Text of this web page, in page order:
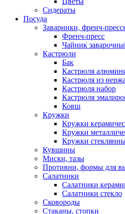
Сидераты
Посуда
Заварники, френч-
Френч-пресс
Чайник
Кастрюли
Бак
Кастрюля
Кастрюля из
Кастрюля набор
Кастрюля
Ковш
Кружки
Кружки
Кружки
Кружки
Кувшины
Миски, тазы
Противни, формы для
Салатники
Салатники
Салатники стекло
Сковороды
Стаканы, стопки